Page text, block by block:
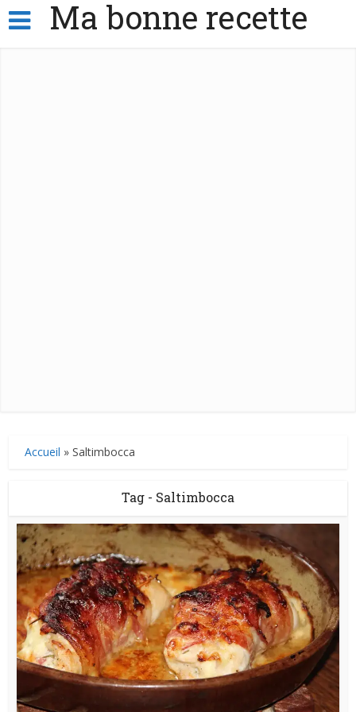
Ma bonne recette
Accueil »Saltimbocca
Tag - Saltimbocca